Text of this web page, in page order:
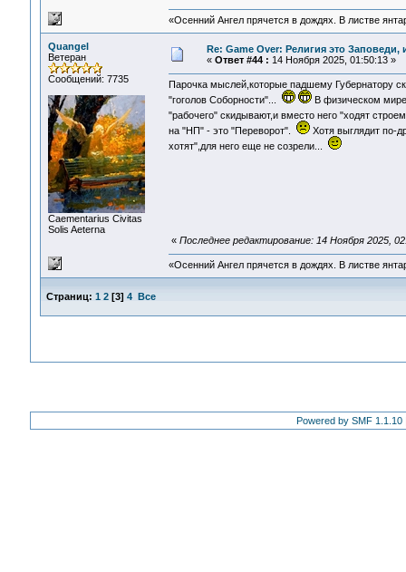
«Осенний Ангел прячется в дождях. В листве
Quangel
Ветеран
Сообщений: 7735
Сaementarius Civitas
Solis Aeterna
Re: Game Over: Религия это Заповеди,
« Ответ #44 : 14 Ноября 2025, 01:50:13 »
Парочка мыслей,которые падшему Губернатору
"гоголов Соборности"...
В физическом мире
"рабочего" скидывают,и вместо него "ходят
на "НП" - это "Переворот".
Хотя выглядит по-
хотят",для него еще не созрели...
« Последнее редактирование: 14 Ноября 2025,
«Осенний Ангел прячется в дождях. В листве
Страниц: 1 2[3] 4 Все
Powered by SMF 1.1.10